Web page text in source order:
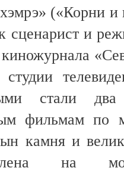
(«Корни и
сценарист и
киножурнала
студии
стали
фильмам по
камня и
на